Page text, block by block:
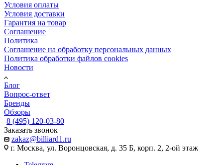
Условия оплаты
Условия доставки
Гарантия на товар
Соглашение
Политика
Соглашение на обработку персональных данных
Политика обработки файлов cookies
Новости
Блог
Вопрос-ответ
Бренды
Обзоры
8 (495) 120-03-80
Заказать звонок
zakaz@billiard1.ru
г. Москва, ул. Воронцовская, д. 35 Б, корп. 2, 2-ой этаж